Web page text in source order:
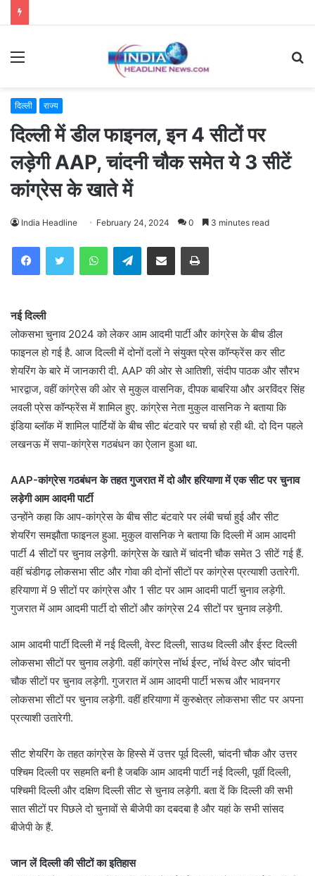
Menu
दिल्ली राज्य
दिल्ली में डील फाइनल, इन 4 सीटों पर
लड़ेगी AAP, चांदनी चौक समेत ये 3 सीटें
कांग्रेस के खाते में
India Headline February 24, 2024 0 3 minutes read
WhatsAppTelegramShare via Email Print
नई दिल्ली
लोकसभा चुनाव 2024 को लेकर आम आदमी पार्टी और कांग्रेस के बीच डील
फाइनल हो गई है. आज दिल्ली में दोनों दलों ने संयुक्त प्रेस कॉन्फ्रेंस कर सीट
शेयरिंग के बारे में जानकारी दी. AAP की ओर से आतिशी, संदीप पाठक और सौरभ
भारद्वाज, वहीं कांग्रेस की ओर से ​​मुकुल वासनिक, दीपक बाबरिया और अरविंदर सिंह
लवली प्रेस कॉन्फ्रेंस में शामिल हुए. कांग्रेस नेता मुकुल वासनिक ने बताया कि
इंडिया ब्लॉक में शामिल पार्टियों के बीच सीट बंटवारे पर चर्चा हो रही थी. दो दिन पहले
लखनऊ में सपा-कांग्रेस गठबंधन का ऐलान हुआ था.
AAP-कांग्रेस गठबंधन के तहत गुजरात में दो और हरियाणा में एक सीट पर चुनाव
लड़ेगी आम आदमी पार्टी
उन्होंने कहा कि आप-कांग्रेस के बीच सीट बंटवारे पर लंबी चर्चा हुई और सीट
शेयरिंग समझौता फाइनल हुआ. मुकुल वासनिक ने बताया कि दिल्ली में आम आदमी
पार्टी 4 सीटों पर चुनाव लड़ेगी. कांग्रेस के खाते में चांदनी चौक समेत 3 सीटें गई हैं.
वहीं चंडीगढ़ लोकसभा सीट और गोवा की दोनों सीटों पर कांग्रेस प्रत्याशी उतारेगी.
हरियाणा में 9 सीटों पर कांग्रेस और 1 सीट पर आम आदमी पार्टी चुनाव लड़ेगी.
गुजरात में आम आदमी पार्टी दो सीटों और कांग्रेस 24 सीटों पर चुनाव लड़ेगी.
आम आदमी पार्टी दिल्ली में नई दिल्ली, वेस्ट दिल्ली, साउथ दिल्ली और ईस्ट दिल्ली
लोकसभा सीटों पर चुनाव लड़ेगी. वहीं कांग्रेस नॉर्थ ईस्ट, नॉर्थ वेस्ट और चांदनी
चौक सीटों पर चुनाव लड़ेगी. गुजरात में आम आदमी पार्टी भरूच और भावनगर
लोकसभा सीटों पर चुनाव लड़ेगी. वहीं हरियाणा में कुरुक्षेत्र लोकसभा सीट पर अपना
प्रत्याशी उतारेगी.
सीट शेयरिंग के तहत कांग्रेस के हिस्से में उत्तर पूर्व दिल्ली, चांदनी चौक और उत्तर
पश्चिम दिल्ली पर सहमति बनी है जबकि आम आदमी पार्टी नई दिल्ली, पूर्वी दिल्ली,
पश्चिमी दिल्ली और दक्षिण दिल्ली सीट से चुनाव लड़ेगी. बता दें कि दिल्ली की सभी
सात सीटों पर पिछले दो चुनावों से बीजेपी का दबदबा है और यहां के सभी सांसद
बीजेपी के हैं.
जान लें दिल्ली की सीटों का इतिहास